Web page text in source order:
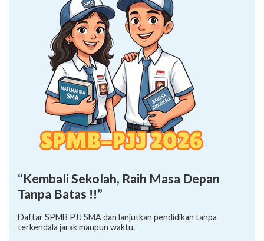
“Kembali Sekolah, Raih Masa Depan
Tanpa Batas !!”
Daftar SPMB PJJ SMA dan lanjutkan pendidikan tanpa
terkendala jarak maupun waktu.